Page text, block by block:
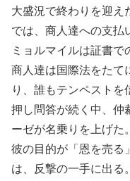
大盛況で終わりを迎え
では、商人達への支払
ミョルマイルは証書で
商人達は国際法をたて
り、誰もテンペストを
押し問答が続く中、仲
ーゼが名乗りを上げた。
彼の目的が「恩を売る
は、反撃の一手に出る。